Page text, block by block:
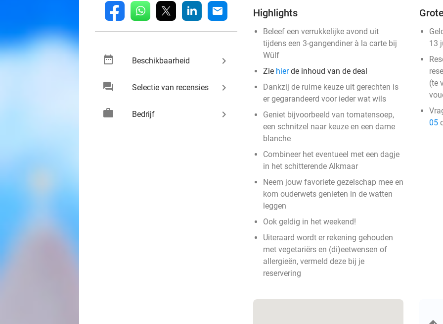
fb whatsapp linkedin mail
date_range Beschikbaarheid keyboard_arrow_right
chat Selectie van recensies keyboard_arrow_right
work Bedrijf keyboard_arrow_right
Highlights
Beleef een verrukkelijke avond uit
tijdens een 3-gangendiner à la carte bij
Wülf
Zie hierde inhoud van de deal
Dankzij de ruime keuze uit gerechten is
er gegarandeerd voor ieder wat wils
Geniet bijvoorbeeld van tomatensoep,
een schnitzel naar keuze en een dame
blanche
Combineer het eventueel met een dagje
in het schitterende Alkmaar
Neem jouw favoriete gezelschap mee en
kom ouderwets genieten in de watten
leggen
Ook geldig in het weekend!
Uiteraard wordt er rekening gehouden
met vegetariërs en (di)eetwensen of
allergieën, vermeld deze bij je
reservering
13
(te
05